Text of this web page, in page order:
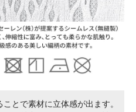
とで素材に立体感が出ます。